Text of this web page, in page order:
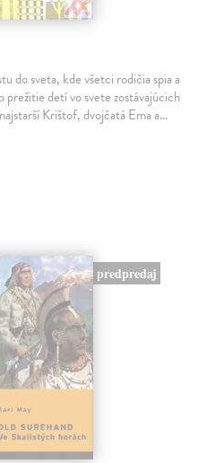
do sveta, kde všetci rodičia spia a
prežitie detí vo svete zostávajúcich
Krištof, dvojčatá Ema a…
predpredaj